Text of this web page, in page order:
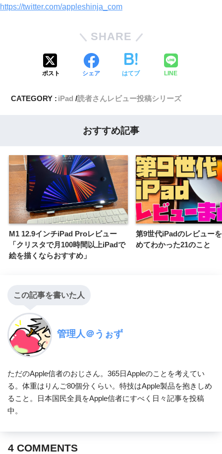
https://twitter.com/appleshinja_com
SHARE
ポスト シェア はてブ LINE
CATEGORY : iPad 読者さんレビュー投稿シリーズ
おすすめ記事
M1 12.9インチiPad Proレビュー
「クリスタで月100時間以上iPadで
絵を描くならおすすめ」
第9世代iPadのレビュー
めてわかった21のこと
この記事を書いた人
管理人＠うぉず
ただのApple信者のおじさん。365日Appleのことを考えてい
る。体重はりんご80個分くらい。特技はApple製品を抱きしめ
ること。日本国民全員をApple信者にすべく日々記事を投稿
中。
4COMMENTS